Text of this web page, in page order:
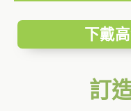
下戴
訂